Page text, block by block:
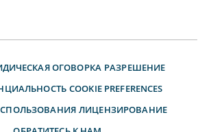
ОГОВОРКА РАЗРЕШЕНИЕ
COOKIE PREFERENCES
ЛИЦЕНЗИРОВАНИЕ